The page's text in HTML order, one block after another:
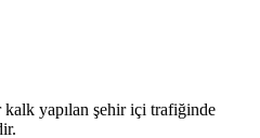
yapılan şehir içi trafiğinde